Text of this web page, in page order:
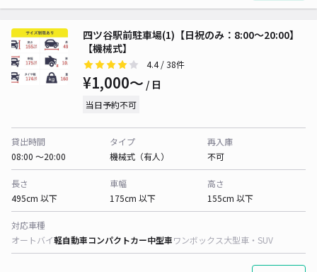
四ツ谷駅前駐車場(1)【日祝のみ：8:00～20:00】
【機械式】
4.4/ 38件
¥1,000〜 / 日
当日予約不可
貸出時間
08:00 〜20:00
タイプ
機械式（有人）
再入庫
不可
長さ
495cm 以下
車幅
175cm 以下
高さ
155cm 以下
対応車種
オートバイ軽自動車コンパクトカー中型車ワンボックス大型車・SUV